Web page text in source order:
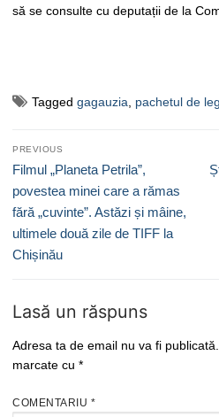
să se consulte cu deputații de la
Tagged gagauzia, pachetul de
Navigare
în
articole
PREVIOUS
Previous
post:
Filmul „Planeta Petrila”,
povestea minei care a rămas
fără „cuvinte”. Astăzi și mâine,
ultimele două zile de TIFF la
Chișinău
Lasă un răspuns
Adresa ta de email nu va fi publicată.
marcate cu *
COMENTARIU *